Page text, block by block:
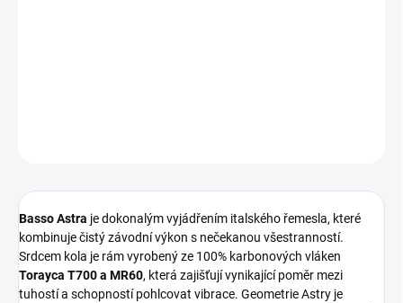
Basso Astra je dokonalým vyjádřením italského řemesla, které
kombinuje čistý závodní výkon s nečekanou všestranností.
Srdcem kola je rám vyrobený ze 100% karbonových vláken
Torayca T700 a MR60, která zajišťují vynikající poměr mezi
tuhostí a schopností pohlcovat vibrace. Geometrie Astry je